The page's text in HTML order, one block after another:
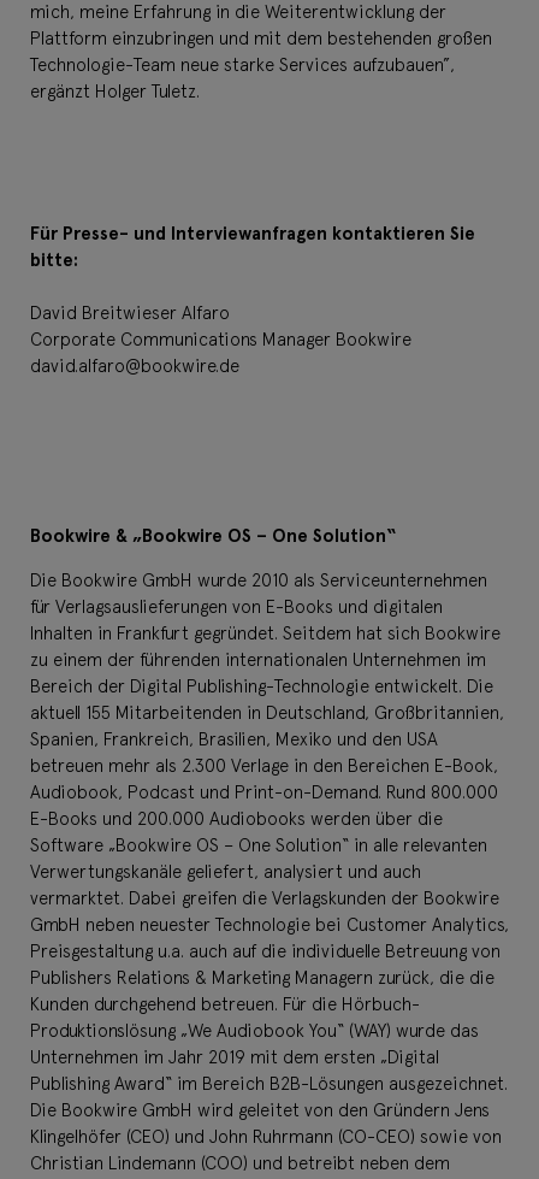
mich, meine Erfahrung in die Weiterentwicklung der
Plattform einzubringen und mit dem bestehenden großen
Technologie-Team neue starke Services aufzubauen”,
ergänzt Holger Tuletz.
Für Presse- und Interviewanfragen kontaktieren Sie
bitte:
David Breitwieser Alfaro
Corporate Communications Manager Bookwire
david.alfaro@bookwire.de
Bookwire & „Bookwire OS – One Solution“
Die Bookwire GmbH wurde 2010 als Serviceunternehmen
für Verlagsauslieferungen von E-Books und digitalen
Inhalten in Frankfurt gegründet. Seitdem hat sich Bookwire
zu einem der führenden internationalen Unternehmen im
Bereich der Digital Publishing-Technologie entwickelt. Die
aktuell 155 Mitarbeitenden in Deutschland, Großbritannien,
Spanien, Frankreich, Brasilien, Mexiko und den USA
betreuen mehr als 2.300 Verlage in den Bereichen E-Book,
Audiobook, Podcast und Print-on-Demand. Rund 800.000
E-Books und 200.000 Audiobooks werden über die
Software „Bookwire OS – One Solution“ in alle relevanten
Verwertungskanäle geliefert, analysiert und auch
vermarktet. Dabei greifen die Verlagskunden der Bookwire
GmbH neben neuester Technologie bei Customer Analytics,
Preisgestaltung u.a. auch auf die individuelle Betreuung von
Publishers Relations & Marketing Managern zurück, die die
Kunden durchgehend betreuen. Für die Hörbuch-
Produktionslösung „We Audiobook You“ (WAY) wurde das
Unternehmen im Jahr 2019 mit dem ersten „Digital
Publishing Award“ im Bereich B2B-Lösungen ausgezeichnet.
Die Bookwire GmbH wird geleitet von den Gründern Jens
Klingelhöfer (CEO) und John Ruhrmann (CO-CEO) sowie von
Christian Lindemann (COO) und betreibt neben dem